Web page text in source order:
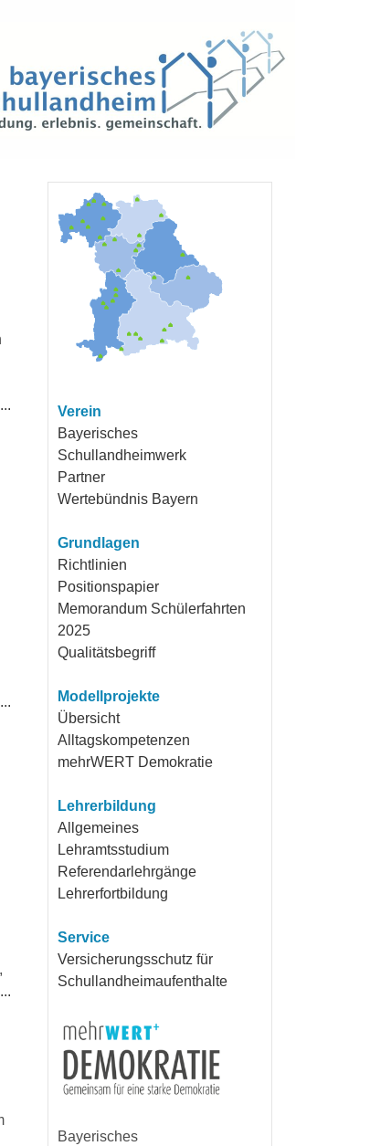
Verein
Bayerisches
Schullandheimwerk
Partner
Wertebündnis Bayern
Grundlagen
Richtlinien
Positionspapier
Memorandum Schülerfahrten
2025
Qualitätsbegriff
Modellprojekte
Übersicht
Alltagskompetenzen
mehrWERT Demokratie
Lehrerbildung
Allgemeines
Lehramtsstudium
Referendarlehrgänge
Lehrerfortbildung
Service
Versicherungsschutz für
Schullandheimaufenthalte
Bayerisches